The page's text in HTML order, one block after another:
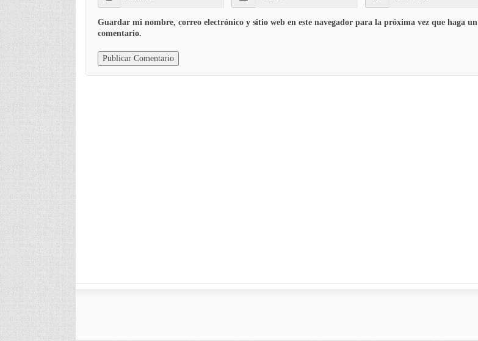
Guardar mi nombre, correo electrónico y sitio web en este navegador para la próxima vez que haga un
comentario.